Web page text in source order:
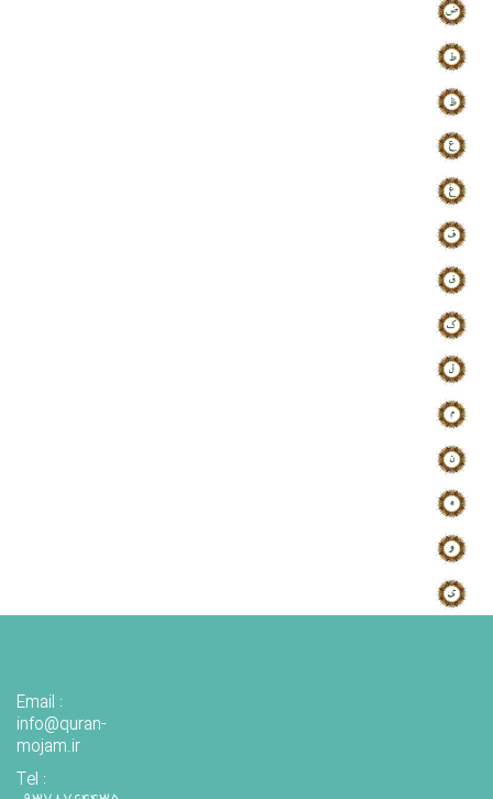
Email :
info@quran-
mojam.ir
Tel :